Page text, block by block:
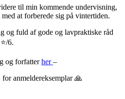
til min kommende undervisning,
at forberede sig på vintertiden.
og fuld af gode og lavpraktiske råd
6.
og forfatterher–
anmeldereksemplar 🙏